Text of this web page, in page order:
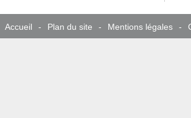
Accueil - Plan du site - Mentions légales -